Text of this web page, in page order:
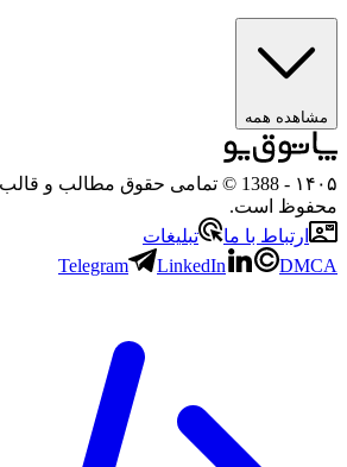
مشاهده همه
۱۴۰۵
- 1388 © تمامی حقوق مطالب و
محفوظ است.
ارتباط با ما
تبلیغات
Telegram
LinkedIn DMCA